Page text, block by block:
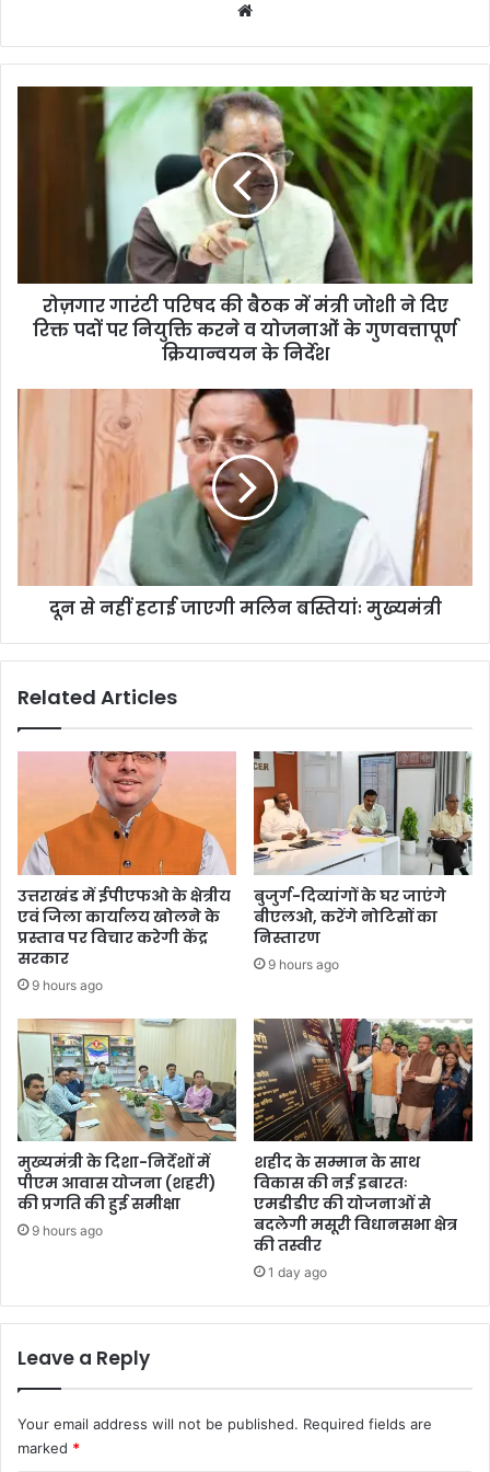
te
रोज़गार गारंटी परिषद की बैठक में मंत्री जोशी ने दिए
रिक्त पदों पर नियुक्ति करने व योजनाओं के गुणवत्तापूर्ण
क्रियान्वयन के निर्देश
दून से नहीं हटाई जाएगी मलिन बस्तियांः मुख्यमंत्री
Related Articles
उत्तराखंड में ईपीएफओ के क्षेत्रीय
एवं जिला कार्यालय खोलने के
प्रस्ताव पर विचार करेगी केंद्र
सरकार
9 hours ago
बुजुर्ग-दिव्यांगों के घर जाएंगे
बीएलओ, करेंगे नोटिसों का
निस्तारण
9 hours ago
मुख्यमंत्री के दिशा-निर्देशों में
पीएम आवास योजना (शहरी)
की प्रगति की हुई समीक्षा
9 hours ago
शहीद के सम्मान के साथ
विकास की नई इबारतः
एमडीडीए की योजनाओं से
बदलेगी मसूरी विधानसभा क्षेत्र
की तस्वीर
1 day ago
Leave a Reply
Your email address will not be published. Required fields are
marked *